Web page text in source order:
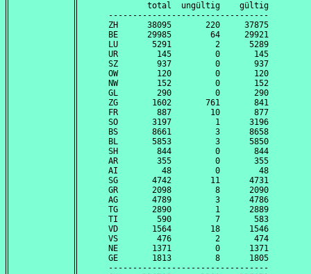
        total  ungültig    gültig
---------------------------------
ZH      38095       220     37875
BE      29985        64     29921
LU       5291         2      5289
UR        145         0       145
SZ        937         0       937
OW        120         0       120
NW        152         0       152
GL        290         0       290
ZG       1602       761       841
FR        887        10       877
SO       3197         1      3196
BS       8661         3      8658
BL       5853         3      5850
SH        844         0       844
AR        355         0       355
AI         48         0        48
SG       4742        11      4731
GR       2098         8      2090
AG       4789         3      4786
TG       2890         1      2889
TI        590         7       583
VD       1564        18      1546
VS        476         2       474
NE       1371         0      1371
GE       1813         8      1805
---------------------------------